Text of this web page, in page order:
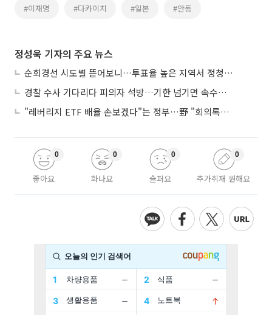
#이재명 #다카이치 #일본 #안동
정성욱 기자의 주요 뉴스
순회경선 시도별 뜯어보니…투표율 높은 지역서 정청래 강세
경찰 수사 기다리다 피의자 석방…기한 넘기면 속수무책
"레버리지 ETF 배율 손보겠다"는 정부…野 "회의록부터 내놔야"
좋아요
0
화나요
0
슬퍼요
0
추가취재 원해요
0